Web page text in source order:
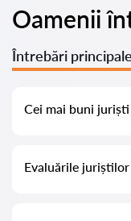
Oamenii
Întrebări principale
Cei mai buni
informații complete.
Evaluările